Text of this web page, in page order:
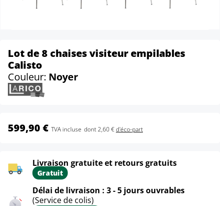
Lot de 8 chaises visiteur empilables
Calisto
Couleur: Noyer
599,90 € TVA incluse dont 2,60 €d'éco-part
Livraison gratuite et retours gratuits
Gratuit
Délai de livraison : 3 - 5 jours ouvrables
(Service de colis)